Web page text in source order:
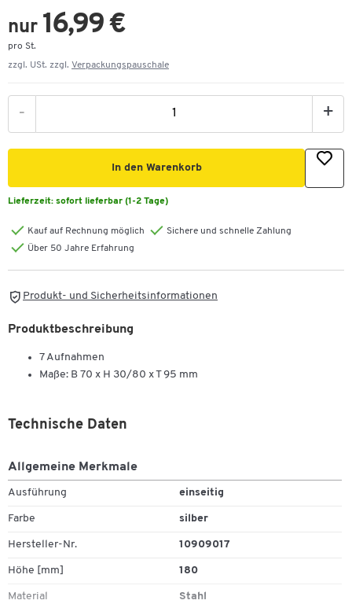
nur 16,99 €
pro St.
zzgl. USt. zzgl. Verpackungspauschale
- +
In den Warenkorb
Lieferzeit: sofort lieferbar (1-2 Tage)
Kauf auf Rechnung möglich
Sichere und schnelle Zahlung
Über 50 Jahre Erfahrung
Produkt- und Sicherheitsinformationen
Produktbeschreibung
7 Aufnahmen
Maße: B 70 x H 30/80 x T 95 mm
Technische Daten
Allgemeine Merkmale
Ausführung einseitig
Farbe silber
Hersteller-Nr. 10909017
Höhe [mm] 180
Material Stahl